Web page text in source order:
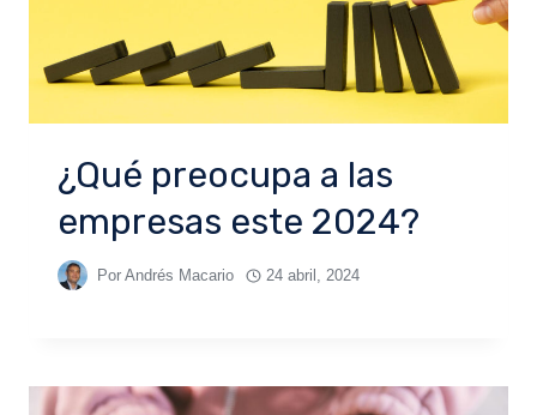
¿Qué preocupa a las
empresas este 2024?
Por Andrés Macario 24 abril, 2024